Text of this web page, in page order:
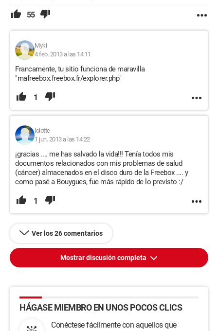
55
Myki
4 feb. 2013 a las 14:11
Francamente, tu sitio funciona de maravilla
"mafreebox.freebox.fr/explorer.php"
1
lolotte
1 jun. 2013 a las 14:22
¡gracias .... me has salvado la vida!!! Tenía todos mis
documentos relacionados con mis problemas de salud
(cáncer) almacenados en el disco duro de la Freebox .... y
como pasé a Bouygues, fue más rápido de lo previsto :/
1
Ver los 26 comentarios
Mostrar discusión completa
HÁGASE MIEMBRO EN UNOS POCOS CLICS
Conéctese fácilmente con aquellos que